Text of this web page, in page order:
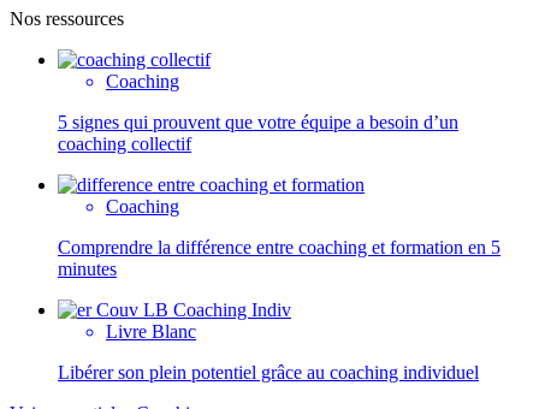
Nos ressources
Coaching
5 signes qui prouvent que votre équipe a besoin d’un
coaching collectif
Coaching
Comprendre la différence entre coaching et formation en 5
minutes
Livre Blanc
Libérer son plein potentiel grâce au coaching individuel